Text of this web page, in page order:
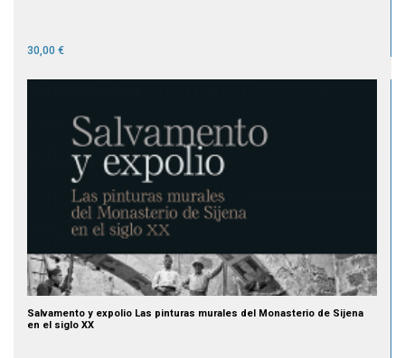
30,00 €
Salvamento y expolio Las pinturas murales del Monasterio de Sijena
en el siglo XX